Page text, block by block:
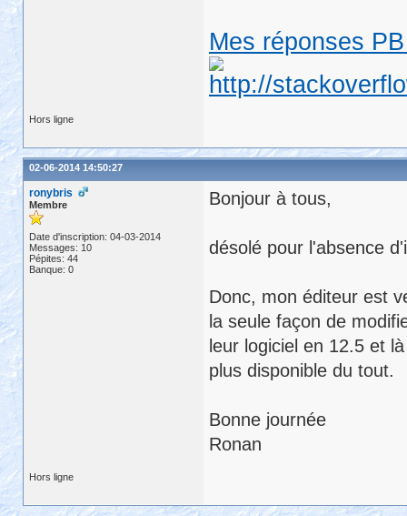
Mes réponses
Hors ligne
02-06-2014 14:50:27
ronybris
Membre
Date d'inscription: 04-03-2014
Messages: 10
Pépites: 44
Banque: 0
Bonjour à tous,
désolé pour l'absence
Donc, mon éditeur est
la seule façon de
leur logiciel en 12.5 et
plus disponible du tout.
Bonne journée
Ronan
Hors ligne